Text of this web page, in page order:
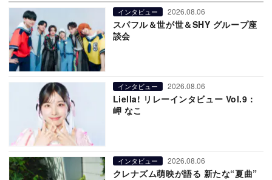
インタビュー 2026.08.06
スパフル＆世が世＆SHY グループ座
談会
インタビュー 2026.08.06
Liella! リレーインタビュー Vol.9：
岬 なこ
インタビュー 2026.08.06
クレナズム萌映が語る 新たな“夏曲”